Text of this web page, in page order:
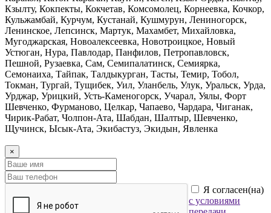
Кзылту, Кокпекты, Кокчетав, Комсомолец, Корнеевка, Кочкор,
Кульжамбай, Курчум, Кустанай, Кушмурун, Лениногорск,
Ленинское, Лепсинск, Мартук, Махамбет, Михайловка,
Мугоджарская, Новоалексеевка, Новотроицкое, Новый
Устюган, Нура, Павлодар, Панфилов, Петропавловск,
Пешной, Рузаевка, Сам, Семипалатинск, Семиярка,
Семонаиха, Тайпак, Талдыкурган, Тасты, Темир, Тобол,
Токман, Тургай, Тущибек, Уил, Уланбель, Улук, Уральск, Урда,
Урджар, Урицкий, Усть-Каменогорск, Учарал, Уялы, Форт
Шевченко, Фурманово, Целкар, Чапаево, Чардара, Чиганак,
Чирик-Рабат, Чолпон-Ата, Шабдан, Шалтыр, Шевченко,
Щучинск, Ысык-Ата, Экибастуз, Экидын, Явленка
×
Я согласен(на)
с условиями